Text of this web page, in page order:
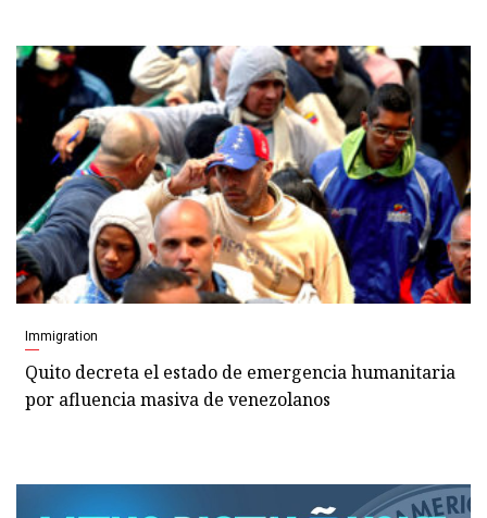
Immigration
Quito decreta el estado de emergencia humanitaria
por afluencia masiva de venezolanos